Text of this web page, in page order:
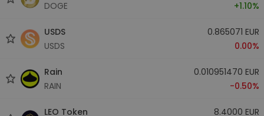
DOGE
+1.10%
USDS
USDS
0.865071 EUR
0.00%
Rain
RAIN
0.010951470 EUR
-0.50%
LEO Token
8.4000 EUR